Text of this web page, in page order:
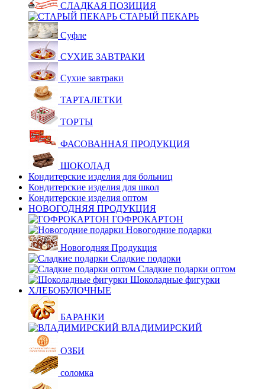
СЛАДКАЯ ПОЗИЦИЯ
СТАРЫЙ ПЕКАРЬ
Суфле
СУХИЕ ЗАВТРАКИ
Сухие завтраки
ТАРТАЛЕТКИ
ТОРТЫ
ФАСОВАННАЯ ПРОДУКЦИЯ
ШОКОЛАД
Кондитерские изделия для больниц
Кондитерские изделия для школ
Кондитерские изделия оптом
НОВОГОДНЯЯ ПРОДУКЦИЯ
ГОФРОКАРТОН
Новогодние подарки
Новогодняя Продукция
Сладкие подарки
Сладкие подарки оптом
Шоколадные фигурки
ХЛЕБОБУЛОЧНЫЕ
БАРАНКИ
ВЛАДИМИРСКИЙ
ОЗБИ
соломка